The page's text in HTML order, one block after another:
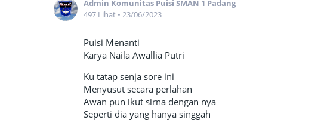
Admin Komunitas Puisi SMAN 1 Padang
497 Lihat • 23/06/2023
Puisi Menanti
Karya Naila Awallia Putri
Ku tatap senja sore ini
Menyusut secara perlahan
Awan pun ikut sirna dengan nya
Seperti dia yang hanya singgah